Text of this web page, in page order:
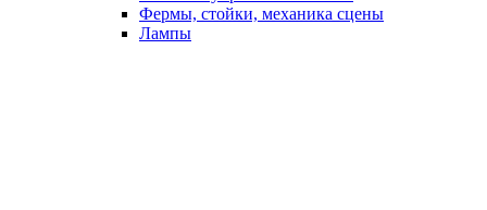
Фермы, стойки, механика сцены
Лампы